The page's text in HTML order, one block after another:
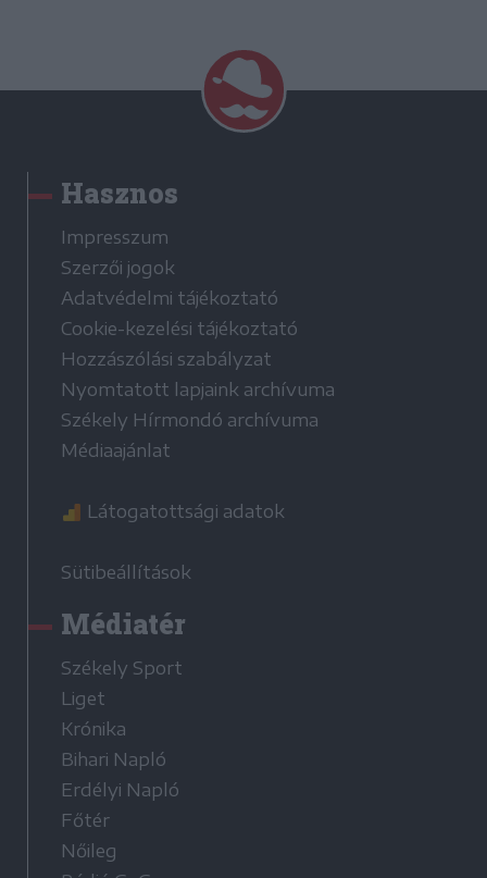
Hasznos
Impresszum
Szerzői jogok
Adatvédelmi tájékoztató
Cookie-kezelési tájékoztató
Hozzászólási szabályzat
Nyomtatott lapjaink archívuma
Székely Hírmondó archívuma
Médiaajánlat
Látogatottsági adatok
Sütibeállítások
Médiatér
Székely Sport
Liget
Krónika
Bihari Napló
Erdélyi Napló
Főtér
Nőileg